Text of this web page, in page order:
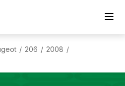
/ 206 / 2008 /